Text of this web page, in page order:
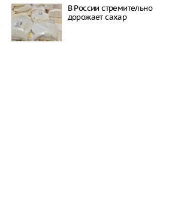
В России стремительно
дорожает сахар